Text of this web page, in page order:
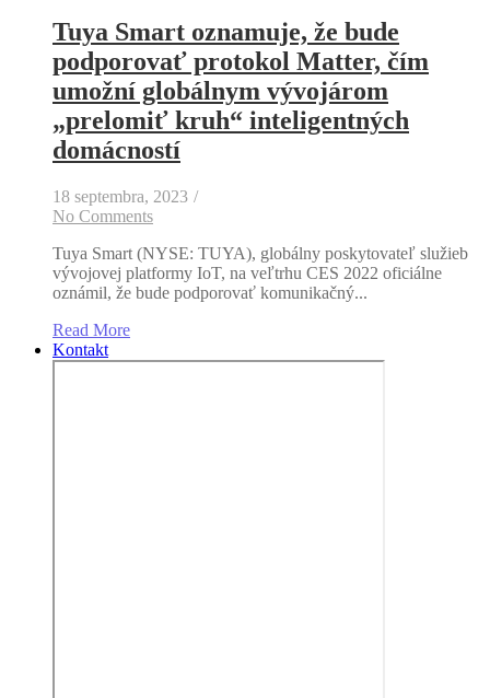
Tuya Smart oznamuje, že bude
podporovať protokol Matter, čím
umožní globálnym vývojárom
„prelomiť kruh“ inteligentných
domácností
18 septembra, 2023 /
No Comments
Tuya Smart (NYSE: TUYA), globálny poskytovateľ služieb
vývojovej platformy IoT, na veľtrhu CES 2022 oficiálne
oznámil, že bude podporovať komunikačný...
Read More
Kontakt